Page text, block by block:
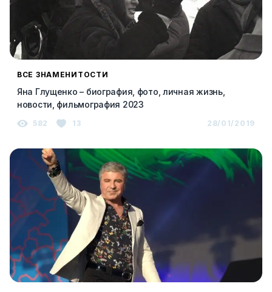
ВСЕ ЗНАМЕНИТОСТИ
Яна Глущенко – биография, фото, личная жизнь,
новости, фильмография 2023
582 13 28/01/2019